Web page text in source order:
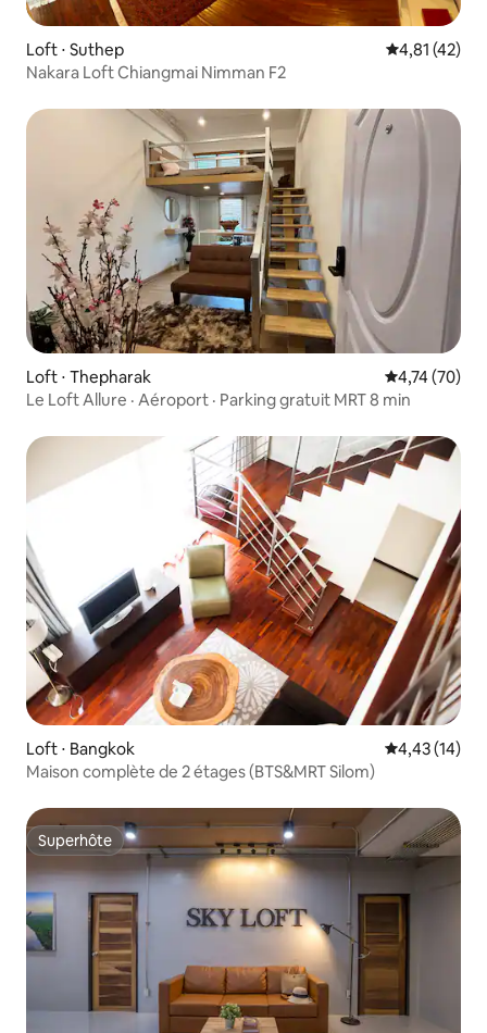
Loft ⋅ Suthep Évaluation
4,81 (42)
Nakara Loft Chiangmai Nimman F2
Loft ⋅ Thepharak Évaluation
4,74 (70)
Le Loft Allure · Aéroport · Parking gratuit MRT 8 min
Loft ⋅ Bangkok Évaluation
4,43 (14)
Maison complète de 2 étages (BTS&MRT Silom)
Superhôte
Superhôte